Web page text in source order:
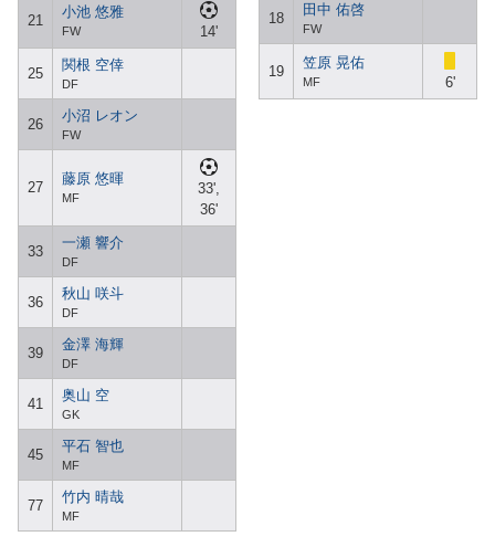
21
小池 悠雅
FW 14'
25
関根 空倖
DF
26
小沼 レオン
FW
27
藤原 悠暉
MF
33',
36'
33
一瀬 響介
DF
36
秋山 咲斗
DF
39
金澤 海輝
DF
41
奥山 空
GK
45
平石 智也
MF
77
竹内 晴哉
MF
18
田中 佑啓
FW
19
笠原 晃佑
MF 6'